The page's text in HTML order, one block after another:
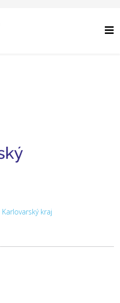
Karlovarský kraj